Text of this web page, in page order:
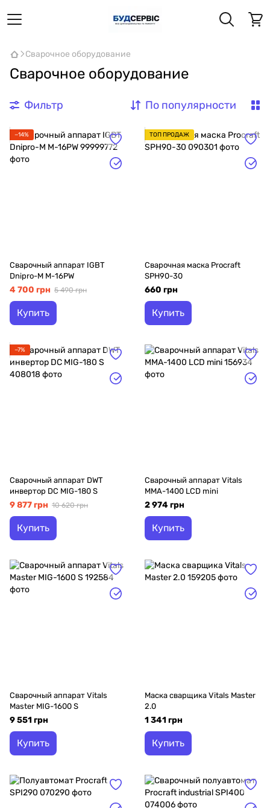
Сварочное оборудование
Сварочное оборудование
Фильтр По популярности
−14%
Сварочный аппарат IGBT
Dnipro-M M-16PW
4 700 грн 5 490 грн
Купить
ТОП ПРОДАЖ
Сварочная маска Procraft
SPH90-30
660 грн
Купить
−7%
Сварочный аппарат DWT
инвертор DC MIG-180 S
9 877 грн 10 620 грн
Купить
Сварочный аппарат Vitals
MMA-1400 LCD mini
2 974 грн
Купить
Сварочный аппарат Vitals
Master MIG-1600 S
9 551 грн
Купить
Маска сварщика Vitals Master
2.0
1 341 грн
Купить